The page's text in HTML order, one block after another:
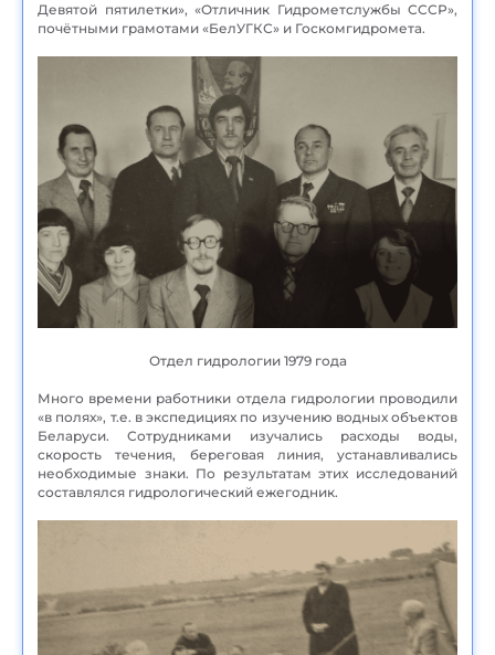
Девятой пятилетки», «Отличник Гидрометслужбы СССР»,
почётными грамотами «БелУГКС» и Госкомгидромета.
Отдел гидрологии 1979 года
Много времени работники отдела гидрологии проводили
«в полях», т.е. в экспедициях по изучению водных объектов
Беларуси. Сотрудниками изучались расходы воды,
скорость течения, береговая линия, устанавливались
необходимые знаки. По результатам этих исследований
составлялся гидрологический ежегодник.